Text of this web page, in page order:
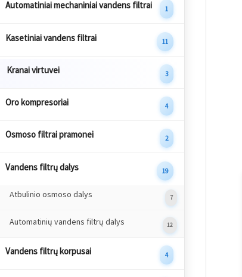
Automatiniai mechaniniai vandens filtrai 1
Kasetiniai vandens filtrai 11
Kranai virtuvei 3
Oro kompresoriai 4
Osmoso filtrai pramonei 2
Vandens filtrų dalys 19
Atbulinio osmoso dalys 7
Automatinių vandens filtrų dalys 12
Vandens filtrų korpusai 4